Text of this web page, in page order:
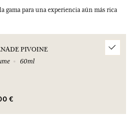
gama para una experiencia aún más rica
PIVOINE
60ml
€